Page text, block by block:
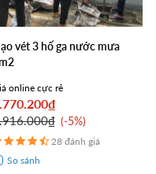
vét 3 hố ga nước mưa
online cực rẻ
-5%
28 đánh giá